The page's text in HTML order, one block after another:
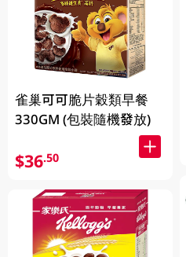
雀巢可可脆片穀類早餐
330GM (包裝隨機發放)
$36.50